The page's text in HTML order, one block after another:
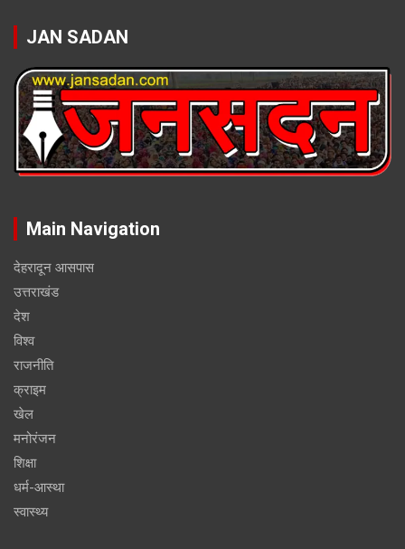
JAN SADAN
Main Navigation
देहरादून आसपास
उत्तराखंड
देश
विश्व
राजनीति
क्राइम
खेल
मनोरंजन
शिक्षा
धर्म-आस्था
स्वास्थ्य